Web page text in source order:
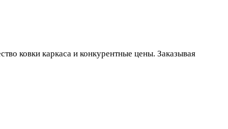
ковки каркаса и конкурентные цены. Заказывая